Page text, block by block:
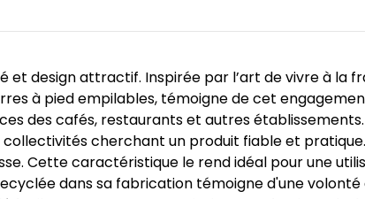
design attractif. Inspirée par l’art de vivre à la
à pied empilables, témoigne de cet
des cafés, restaurants et autres
cherchant un produit fiable et
Cette caractéristique le rend idéal pour une
dans sa fabrication témoigne d'une